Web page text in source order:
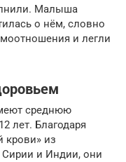
Малыша
о нём, словно
и легли
среднюю
лет. Благодаря
крови» из
Сирии и Индии, они